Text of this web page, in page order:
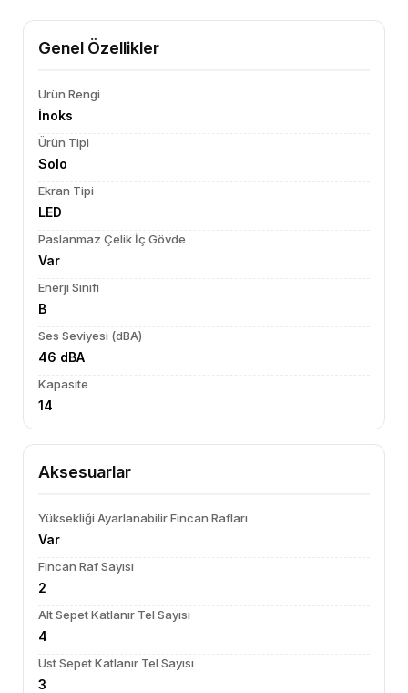
Genel Özellikler
Ürün Rengi
İnoks
Ürün Tipi
Solo
Ekran Tipi
LED
Paslanmaz Çelik İç Gövde
Var
Enerji Sınıfı
B
Ses Seviyesi (dBA)
46 dBA
Kapasite
14
Aksesuarlar
Yüksekliği Ayarlanabilir Fincan Rafları
Var
Fincan Raf Sayısı
2
Alt Sepet Katlanır Tel Sayısı
4
Üst Sepet Katlanır Tel Sayısı
3